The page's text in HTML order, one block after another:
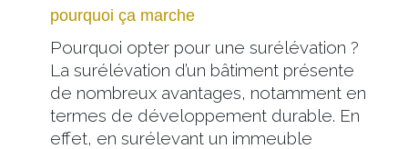
pourquoi ça marche
Pourquoi opter pour une surélévation ?
La surélévation d’un bâtiment présente
de nombreux avantages, notamment en
termes de développement durable. En
effet, en surélevant un immeuble